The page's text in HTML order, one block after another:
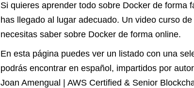
Si quieres aprender todo sobre Docker de forma
has llegado al lugar adecuado. Un video curso
necesitas saber sobre Docker de forma online.
En esta página puedes ver un listado con una
podrás encontrar en español, impartidos por
Joan Amengual | AWS Certified & Senior